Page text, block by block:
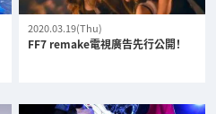
2020.03.19(Thu)
FF7 remake電視廣告先行公開！